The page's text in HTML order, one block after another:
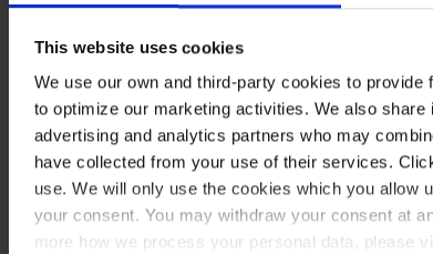
This website uses cookies
We use our own and third-party cookies to
to optimize our marketing activities. We also
advertising and analytics partners who may
have collected from your use of their services.
use. We will only use the cookies which you allow
your consent. You may withdraw your consent at
more how we process your personal data, please